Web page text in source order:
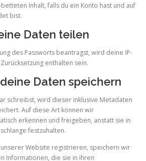
Inhalt, falls du ein Konto hast und auf
bist.
Daten teilen
des Passworts beantragst, wird deine IP-
enthalten sein.
Daten speichern
schreibst, wird dieser inklusive Metadaten
Auf diese Art können wir
erkennen und freigeben, anstatt sie in
festzuhalten.
unserer Website registrieren, speichern wir
Informationen, die sie in ihren